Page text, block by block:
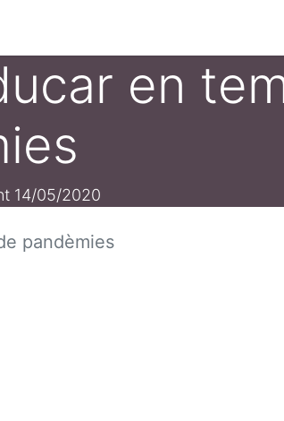
en
14/05/2020
pandèmies